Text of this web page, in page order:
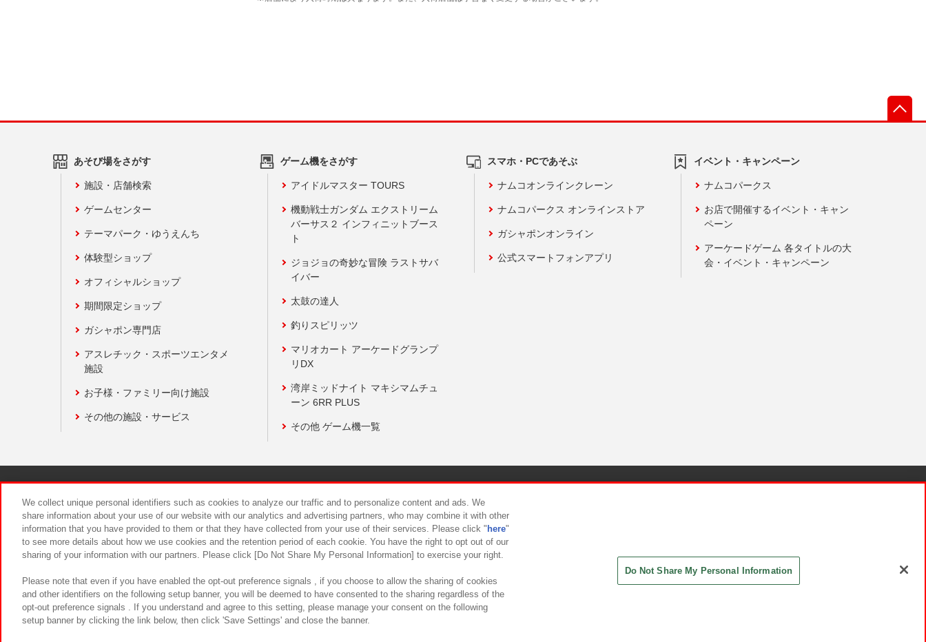
あそび場をさがす
施設・店舗検索
ゲームセンター
テーマパーク・ゆうえんち
体験型ショップ
オフィシャルショップ
期間限定ショップ
ガシャポン専門店
アスレチック・スポーツエンタメ
施設
お子様・ファミリー向け施設
その他の施設・サービス
ゲーム機をさがす
アイドルマスター TOURS
機動戦士ガンダム エクストリーム
バーサス２ インフィニットブース
ト
ジョジョの奇妙な冒険 ラストサバ
イバー
太鼓の達人
釣りスピリッツ
マリオカート アーケードグランプ
リDX
湾岸ミッドナイト マキシマムチュ
ーン 6RR PLUS
その他 ゲーム機一覧
スマホ・PCであそぶ
ナムコオンラインクレーン
ナムコパークス オンラインストア
ガシャポンオンライン
公式スマートフォンアプリ
イベント・キャンペーン
ナムコパークス
お店で開催するイベント・キャン
ペーン
アーケードゲーム 各タイトルの大
会・イベント・キャンペーン
食品のご提供について カスタマーハラスメント対応方針
We collect unique personal identifiers such as cookies to analyze our traffic and to personalize content and ads. We
share information about your use of our website with our analytics and advertising partners, who may combine it with other
information that you have provided to them or that they have collected from your use of their services. Please click " here"
to see more details about how we use cookies and the retention period of each cookie. You have the right to opt out of our
sharing of your information with our partners. Please click [Do Not Share My Personal Information] to exercise your right.
Please note that even if you have enabled the opt-out preference signals , if you choose to allow the sharing of cookies
and other identifiers on the following setup banner, you will be deemed to have consented to the sharing regardless of the
opt-out preference signals . If you understand and agree to this setting, please manage your consent on the following
setup banner by clicking the link below, then click 'Save Settings' and close the banner.
Do Not Share My Personal Information